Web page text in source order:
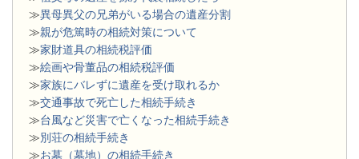
≫異母異父の兄弟がいる場合の遺産分割
≫親が危篤時の相続対策について
≫家財道具の相続税評価
≫絵画や骨董品の相続税評価
≫家族にバレずに遺産を受け取れるか
≫交通事故で死亡した相続手続き
≫台風など災害で亡くなった相続手続き
≫別荘の相続手続き
≫お墓（墓地）の相続手続き